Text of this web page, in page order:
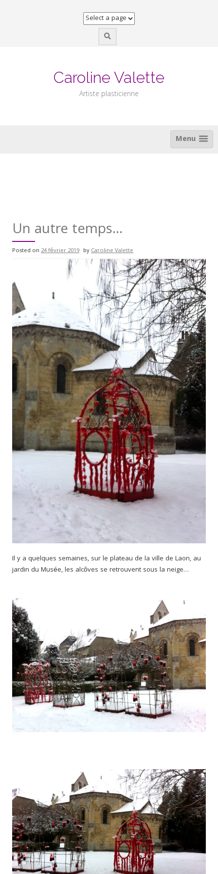
Caroline Valette
Artiste plasticienne
Menu
Un autre temps…
Posted on 24 février 2019 byCaroline Valette
Il y a quelques semaines, sur le plateau de la ville de Laon, au
jardin du Musée, les alcôves se retrouvent sous la neige…